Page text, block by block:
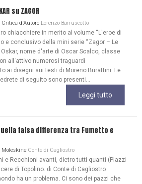
su ZAGOR
Critica d'Autore Lorenzo Barruscotto
chiacchiere in merito al volume “L'eroe di
e conclusivo della mini serie “Zagor – Le
Oskar, nome d'arte di Oscar Scalco, classe
all'attivo numerosi traguardi
ai disegni sui testi di Moreno Burattini. Le
di seguito sono presenti...
Leggi tutto
falsa differenza tra Fumetto e
Moleskine Conte di Cagliostro
e Recchioni avanti, dietro tutti quanti (Plazzi
di Topolino. di Conte di Cagliostro
ha un problema. Ci sono dei pazzi che